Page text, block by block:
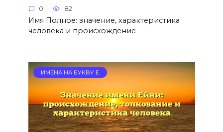
0 82
Имя Полное: значение, характеристика
человека и происхождение
ИМЕНА НА БУКВУ Е